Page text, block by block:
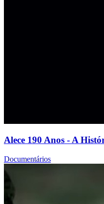
Alece 190 Anos - A
Documentários